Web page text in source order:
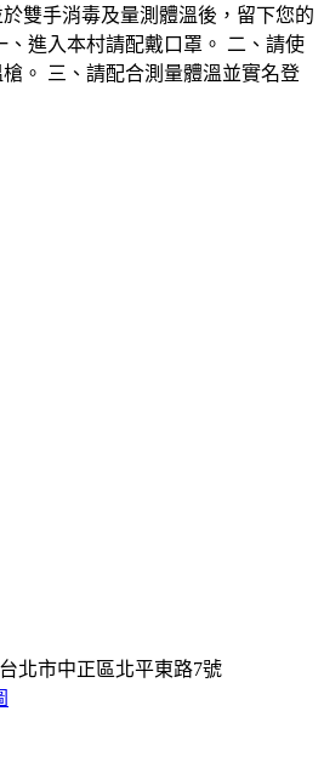
雙手消毒及量測體溫後，留下您的
、進入本村請配戴口罩。 二、請使
。 三、請配合測量體溫並實名登
北市中正區北平東路7號